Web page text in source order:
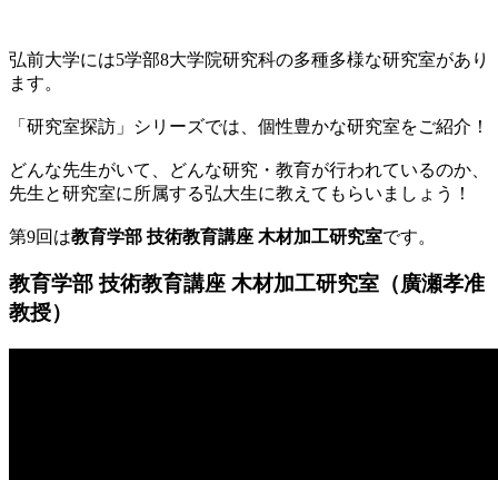
弘前大学には5学部8大学院研究科の多種多様な研究室があり
ます。
「研究室探訪」シリーズでは、個性豊かな研究室をご紹介！
どんな先生がいて、どんな研究・教育が行われているのか、
先生と研究室に所属する弘大生に教えてもらいましょう！
第9回は教育学部 技術教育講座 木材加工研究室です。
教育学部 技術教育講座 木材加工研究室（廣瀬孝准
教授）